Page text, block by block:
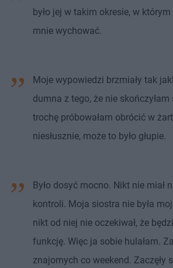
było jej w takim okresie, w
mnie wychować.
Moje wypowiedzi brzmiały tak
dumna z tego, że nie skończyłam
trochę próbowałam obrócić w
niesłusznie, może to było głupie.
Było dosyć mocno. Nikt nie miał
kontroli. Moja siostra nie była
nikt od niej nie oczekiwał, że
funkcję. Więc ja sobie hulałam.
znajomych co weekend. Zaczęły